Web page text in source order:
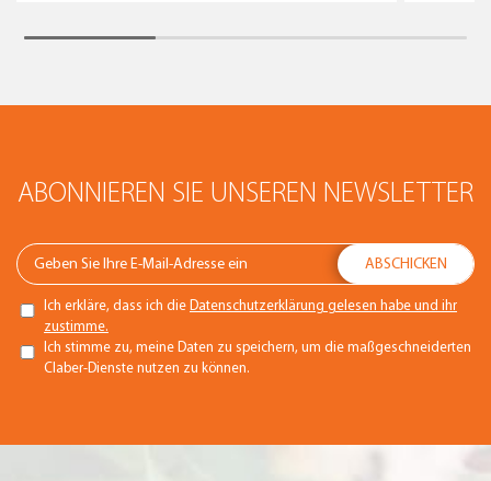
ABONNIEREN SIE UNSEREN NEWSLETTER
Ich erkläre, dass ich die Datenschutzerklärung gelesen habe und ihr
zustimme.
Ich stimme zu, meine Daten zu speichern, um die maßgeschneiderten
Claber-Dienste nutzen zu können.